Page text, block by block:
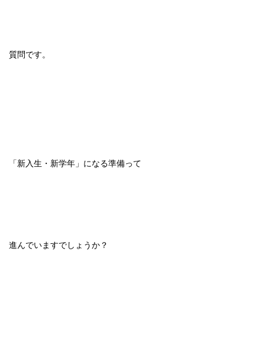
質問です。
「新入生・新学年」になる準備って
進んでいますでしょうか？